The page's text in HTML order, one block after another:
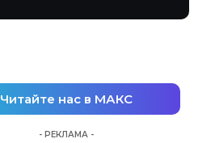
Читайте нас в МАКС
- РЕКЛАМА -